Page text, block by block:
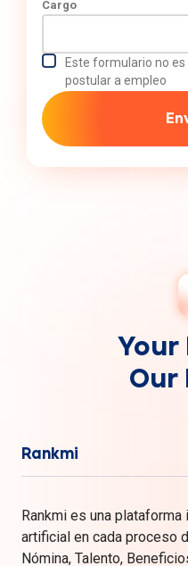
Cargo
Este formulario no
postular a empleo
Your
Our
Rankmi
Rankmi es una
artificial en cada proceso
Nómina, Talento,